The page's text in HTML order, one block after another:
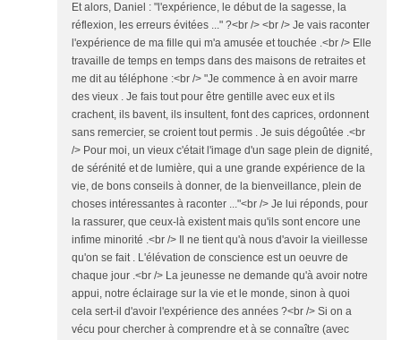
Et alors, Daniel : "l'expérience, le début de la sagesse, la
réflexion, les erreurs évitées ..." ?<br /> <br /> Je vais raconter
l'expérience de ma fille qui m'a amusée et touchée .<br /> Elle
travaille de temps en temps dans des maisons de retraites et
me dit au téléphone :<br /> "Je commence à en avoir marre
des vieux . Je fais tout pour être gentille avec eux et ils
crachent, ils bavent, ils insultent, font des caprices, ordonnent
sans remercier, se croient tout permis . Je suis dégoûtée .<br
/> Pour moi, un vieux c'était l'image d'un sage plein de dignité,
de sérénité et de lumière, qui a une grande expérience de la
vie, de bons conseils à donner, de la bienveillance, plein de
choses intéressantes à raconter ..."<br /> Je lui réponds, pour
la rassurer, que ceux-là existent mais qu'ils sont encore une
infime minorité .<br /> Il ne tient qu'à nous d'avoir la vieillesse
qu'on se fait . L'élévation de conscience est un oeuvre de
chaque jour .<br /> La jeunesse ne demande qu'à avoir notre
appui, notre éclairage sur la vie et le monde, sinon à quoi
cela sert-il d'avoir l'expérience des années ?<br /> Si on a
vécu pour chercher à comprendre et à se connaître (avec